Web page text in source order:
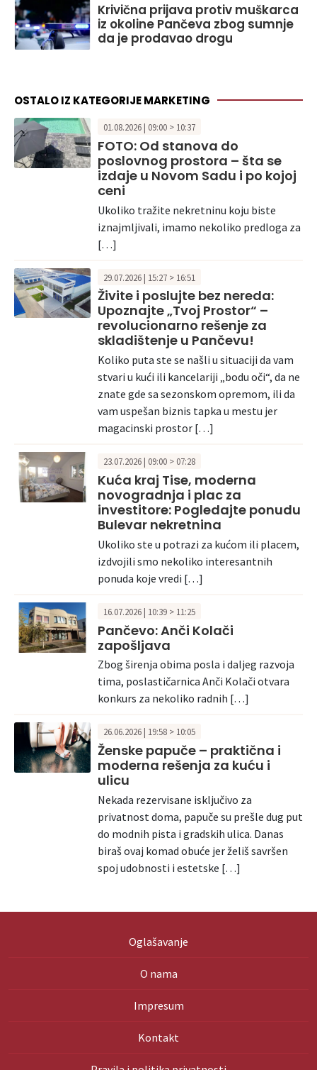
Krivična prijava protiv muškarca
iz okoline Pančeva zbog sumnje
da je prodavao drogu
OSTALO IZ KATEGORIJE MARKETING
01.08.2026 | 09:00 > 10:37
FOTO: Od stanova do
poslovnog prostora – šta se
izdaje u Novom Sadu i po kojoj
ceni
Ukoliko tražite nekretninu koju biste
iznajmljivali, imamo nekoliko predloga za
[…]
29.07.2026 | 15:27 > 16:51
Živite i poslujte bez nereda:
Upoznajte „Tvoj Prostor“ –
revolucionarno rešenje za
skladištenje u Pančevu!
Koliko puta ste se našli u situaciji da vam
stvari u kući ili kancelariji „bodu oči“, da ne
znate gde sa sezonskom opremom, ili da
vam uspešan biznis tapka u mestu jer
magacinski prostor […]
23.07.2026 | 09:00 > 07:28
Kuća kraj Tise, moderna
novogradnja i plac za
investitore: Pogledajte ponudu
Bulevar nekretnina
Ukoliko ste u potrazi za kućom ili placem,
izdvojili smo nekoliko interesantnih
ponuda koje vredi […]
16.07.2026 | 10:39 > 11:25
Pančevo: Anči Kolači
zapošljava
Zbog širenja obima posla i daljeg razvoja
tima, poslastičarnica Anči Kolači otvara
konkurs za nekoliko radnih […]
26.06.2026 | 19:58 > 10:05
Ženske papuče – praktična i
moderna rešenja za kuću i
ulicu
Nekada rezervisane isključivo za
privatnost doma, papuče su prešle dug put
do modnih pista i gradskih ulica. Danas
biraš ovaj komad obuće jer želiš savršen
spoj udobnosti i estetske […]
Oglašavanje
O nama
Impresum
Kontakt